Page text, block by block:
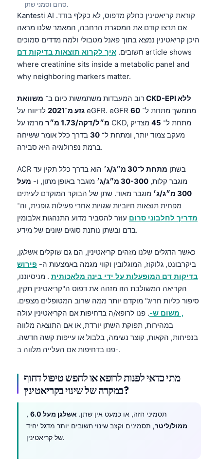
סרום וסמני שתן.
Kantesti AI קוראת קריאטינין כחלק מדפוס, לא כקלף בודד.
אם תרצו קודם את המסגרת הרחבה, המאמר שלנו מראה
היכן קריאטינין נמצא בתוך פאנל מטבולי ולמה מדדים סמוכים
חשובים. איך לקרוא תוצאות בדיקות דם
article shows
where creatinine sits inside a metabolic panel and
why neighboring markers matter.
רוב המעבדות משתמשות כיום ב־ משוואת CKD-EPI ללא
גזע מ־2021
לדיווח על eGFR. eGFR מתמשך מתחת ל־ 60
מ״ל/דקה/1.73 מ״ר
מרמז על CKD, מתחת ל־ 45 מצדיק
מעקב צמוד יותר, ומתחת ל־ 30 בדרך כלל אומר ששיחה
ברמת נפרולוגיה היא סבירה.
ACR בשתן מתחת ל־30 מ״ג/ג׳
הוא בדרך כלל תקין עד
מוגבר קלות, 30-300 מ״ג/ג׳ מוגבר באופן מתון, ו- מעל
300 מ״ג/ג׳
מוגבר מאוד. שתן של הבוקר המוקדם לעיתים
מפחית תוצאות חיוביות שגויות אחרי פעילות גופנית, וה־
מדריך לחלבוני סרום עוזר להסביר מדוע התנהגות אלבומין
בדם ובשתן נותנת סוגים שונים של מידע.
כאשר הדגלים שלנו מזהים קריאטינין, הם גם שוקלים אשלגן,
ביקרבונט, גלוקוז, המוגלובין וקווי מגמה באמצעות ה- פירוש
בדיקות דם המופעלות על ידי בינה מלאכותית . מניסיוננו,
הקריאה המשולבת הזו מזהה את דפוס ה"קריאטינין תקין,
סיפור כליות חריג" מוקדם יותר ממה שרוב המטופלים מצפים.
, משום ש-. פנו לרופא/ה בדחיפות אם הקריאטינין עולה
במהירות, תפוקת השתן יורדת, או אם התוצאה מלווה
בנפיחות, הקאות, קוצר נשימה, בלבול או עייפות קשה חדשה.
פנו בדחיפות אם העלייה מלווה ב-.
מתי כדאי לפנות לרופא או לחפש טיפול דחוף
במקרה של שינוי בקריאטינין?
, תסמיני חזה, או כמעט אין שתן.
אשלגן מעל 6.0
ממול/ליטר, תסמינים וקצב שינוי חשובים יותר מדגל יחיד
של קריאטינין.
తెలుగు
தமிழ்
ગુજરાતી
ಕನ್ನಡ
മലയാളം
Tiếng Việt
Tagalog
ไทย
ဗမာစာ
ភាសាខ្មែរ
Kiswahili
አማርኛ
Українська
O‘zbekcha
Català
Қазақ тілі
Suomi
Slovenčina
كوردی‎
සිංහල
অসমীয়া
Galego
Latviešu valoda
Македонски јазик